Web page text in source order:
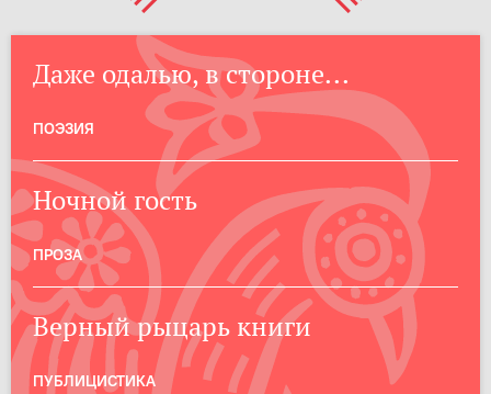
Даже одалью, в стороне...
ПОЭЗИЯ
Ночной гость
ПРОЗА
Верный рыцарь книги
ПУБЛИЦИСТИКА